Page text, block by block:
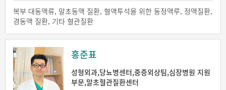
복부 대동맥류, 말초동맥 질환, 혈액투석을 위한 동정맥루, 정맥질환,
경동맥 질환, 기타 혈관질환
홍준표
성형외과,당뇨병센터,중증외상팀,심장병원 지원
부문,말초혈관질환센터